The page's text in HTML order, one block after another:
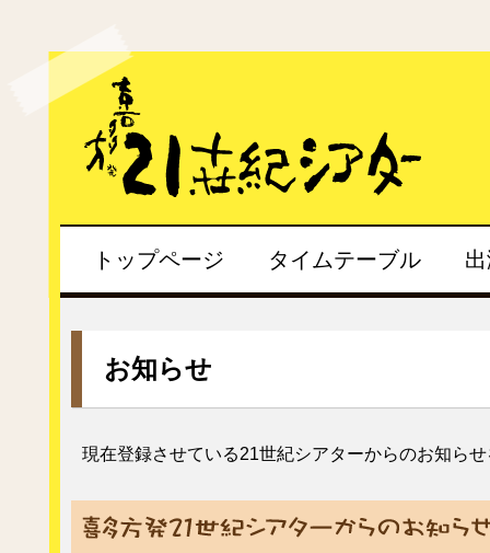
トップページ タイムテーブル
お知らせ
現在登録させている21世紀シアターからのお知ら